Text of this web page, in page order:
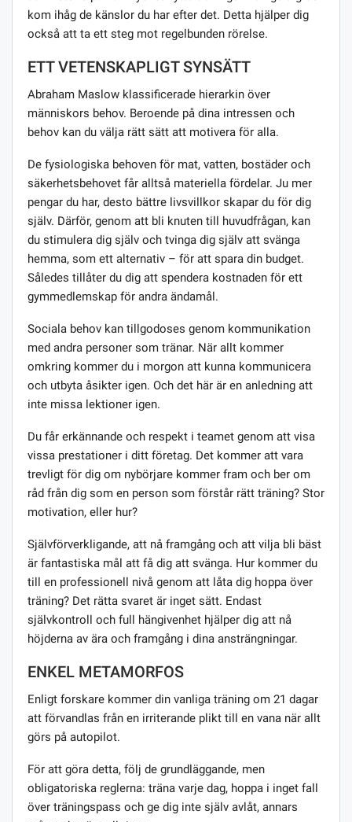
kom ihåg de känslor du har efter det. Detta hjälper dig
också att ta ett steg mot regelbunden rörelse.
ETT VETENSKAPLIGT SYNSÄTT
Abraham Maslow klassificerade hierarkin över
människors behov. Beroende på dina intressen och
behov kan du välja rätt sätt att motivera för alla.
De fysiologiska behoven för mat, vatten, bostäder och
säkerhetsbehovet får alltså materiella fördelar. Ju mer
pengar du har, desto bättre livsvillkor skapar du för dig
själv. Därför, genom att bli knuten till huvudfrågan, kan
du stimulera dig själv och tvinga dig själv att svänga
hemma, som ett alternativ – för att spara din budget.
Således tillåter du dig att spendera kostnaden för ett
gymmedlemskap för andra ändamål.
Sociala behov kan tillgodoses genom kommunikation
med andra personer som tränar. När allt kommer
omkring kommer du i morgon att kunna kommunicera
och utbyta åsikter igen. Och det här är en anledning att
inte missa lektioner igen.
Du får erkännande och respekt i teamet genom att visa
vissa prestationer i ditt företag. Det kommer att vara
trevligt för dig om nybörjare kommer fram och ber om
råd från dig som en person som förstår rätt träning? Stor
motivation, eller hur?
Självförverkligande, att nå framgång och att vilja bli bäst
är fantastiska mål att få dig att svänga. Hur kommer du
till en professionell nivå genom att låta dig hoppa över
träning? Det rätta svaret är inget sätt. Endast
självkontroll och full hängivenhet hjälper dig att nå
höjderna av ära och framgång i dina ansträngningar.
ENKEL METAMORFOS
Enligt forskare kommer din vanliga träning om 21 dagar
att förvandlas från en irriterande plikt till en vana när allt
görs på autopilot.
För att göra detta, följ de grundläggande, men
obligatoriska reglerna: träna varje dag, hoppa i inget fall
över träningspass och ge dig inte själv avlåt, annars